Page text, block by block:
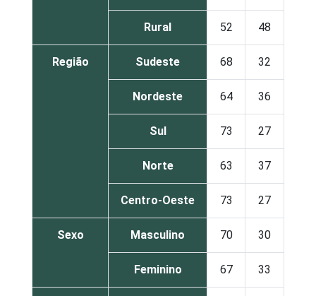
Rural 52 48
Região Sudeste 68 32
Nordeste 64 36
Sul 73 27
Norte 63 37
Centro-Oeste 73 27
Sexo Masculino 70 30
Feminino 67 33